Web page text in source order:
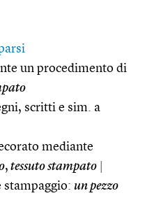
un procedimento di
scritti e sim. a
mediante
, tessuto stampato
un pezzo